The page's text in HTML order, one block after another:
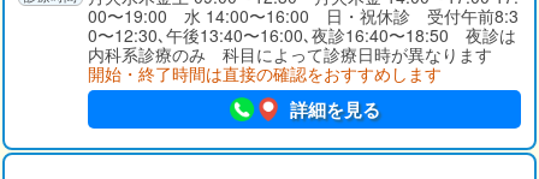
00〜19:00 水 14:00〜16:00 日・祝休診 受付午前8:3
0〜12:30､午後13:40〜16:00､夜診16:40〜18:50 夜診は
内科系診療のみ 科目によって診療日時が異なります
開始・終了時間は直接の確認をおすすめします
詳細を見る